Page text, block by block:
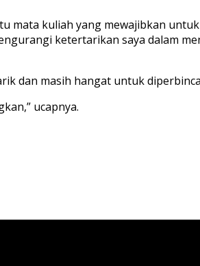
mata kuliah yang mewajibkan untuk
ketertarikan saya dalam
dan masih hangat untuk
,” ucapnya.